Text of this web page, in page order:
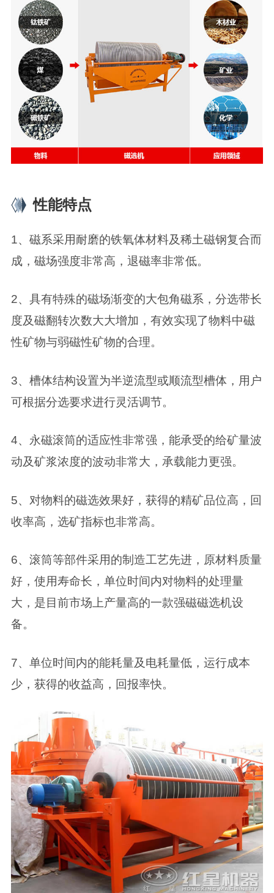
性能特点
1、磁系采用耐磨的铁氧体材料及稀土磁钢复合而
成，磁场强度非常高，退磁率非常低。
2、具有特殊的磁场渐变的大包角磁系，分选带长
度及磁翻转次数大大增加，有效实现了物料中磁
性矿物与弱磁性矿物的合理。
3、槽体结构设置为半逆流型或顺流型槽体，用户
可根据分选要求进行灵活调节。
4、永磁滚筒的适应性非常强，能承受的给矿量波
动及矿浆浓度的波动非常大，承载能力更强。
5、对物料的磁选效果好，获得的精矿品位高，回
收率高，选矿指标也非常高。
6、滚筒等部件采用的制造工艺先进，原材料质量
好，使用寿命长，单位时间内对物料的处理量
大，是目前市场上产量高的一款强磁磁选机设
备。
7、单位时间内的能耗量及电耗量低，运行成本
少，获得的收益高，回报率快。